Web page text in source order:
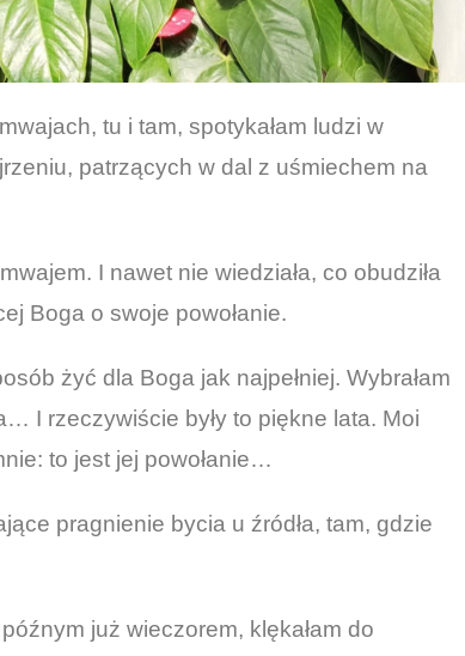
tu i tam, spotykałam ludzi w
patrzących w dal z uśmiechem na
I nawet nie wiedziała, co obudziła
Boga o swoje powołanie.
żyć dla Boga jak najpełniej. Wybrałam
I rzeczywiście były to piękne lata. Moi
to jest jej powołanie…
pragnienie bycia u źródła, tam, gdzie
już wieczorem, klękałam do